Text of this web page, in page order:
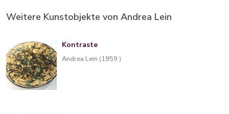
Weitere Kunstobjekte von Andrea Lein
Kontraste
Andrea Lein (1959 )